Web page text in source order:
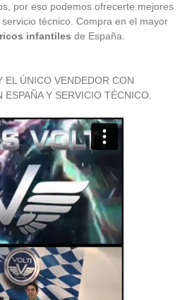
por eso podemos ofrecerte mejores
técnico. Compra en el mayor
infantiles de España.
EL ÚNICO VENDEDOR CON
Y SERVICIO TÉCNICO.